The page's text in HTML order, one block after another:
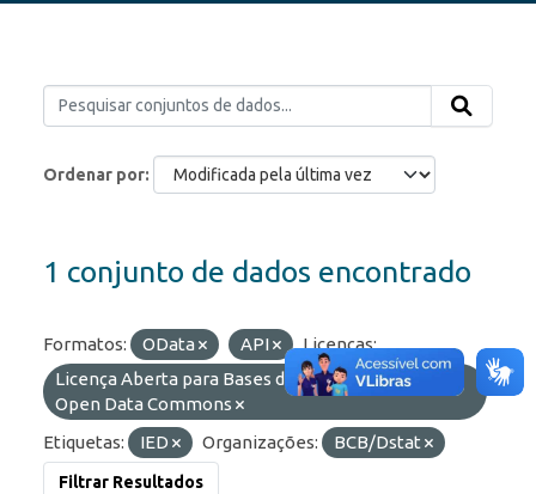
Ordenar por
1 conjunto de dados encontrado
Formatos: OData API
Licenças:
Licença Aberta para Bases de Dados (ODbL) do
Open Data Commons
Etiquetas:
IED Organizações: BCB/Dstat
Filtrar Resultados